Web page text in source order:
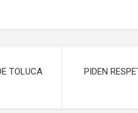
TOLUCA
PIDEN